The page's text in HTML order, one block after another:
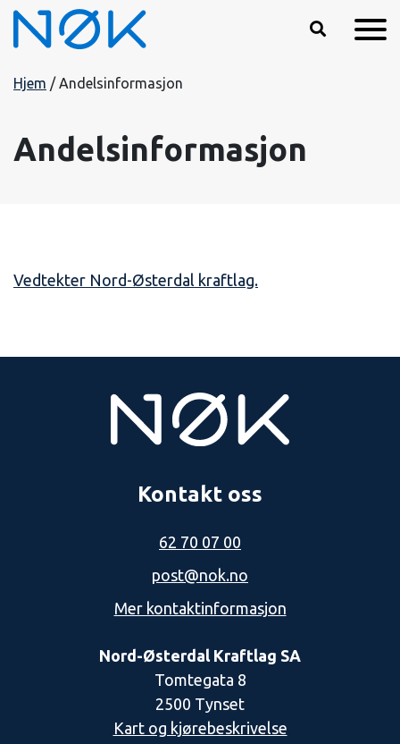
Hopp til hovedinnhold
Hjem /Andelsinformasjon
Andelsinformasjon
Vedtekter Nord-Østerdal kraftlag.
Kontakt oss
62 70 07 00
post@nok.no
Mer kontaktinformasjon
Nord-Østerdal Kraftlag SA
Tomtegata 8
2500 Tynset
Kart og kjørebeskrivelse